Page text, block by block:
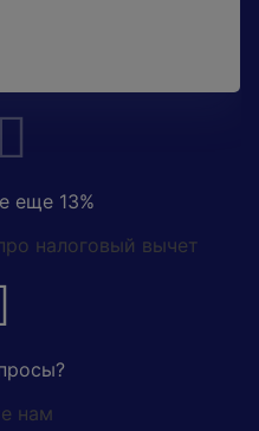
еще 13%
налоговый вычет
нам